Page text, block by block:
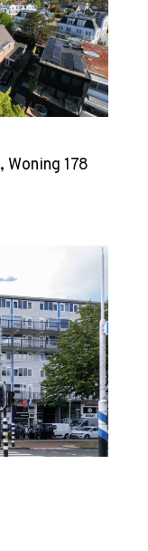
, Woning 178